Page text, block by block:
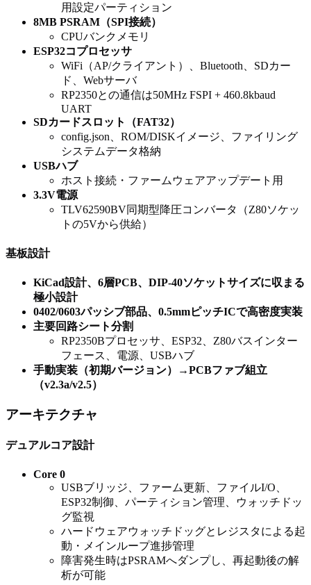
用設定パーティション
8MB PSRAM（SPI接続）
CPUバンクメモリ
ESP32コプロセッサ
WiFi（AP/クライアント）、Bluetooth、SDカー
ド、Webサーバ
RP2350との通信は50MHz FSPI + 460.8kbaud
UART
SDカードスロット（FAT32）
config.json、ROM/DISKイメージ、ファイリング
システムデータ格納
USBハブ
ホスト接続・ファームウェアアップデート用
3.3V電源
TLV62590BV同期型降圧コンバータ（Z80ソケッ
トの5Vから供給）
基板設計
KiCad設計、6層PCB、DIP-40ソケットサイズに収まる
極小設計
0402/0603パッシブ部品、0.5mmピッチICで高密度実装
主要回路シート分割
RP2350Bプロセッサ、ESP32、Z80バスインター
フェース、電源、USBハブ
手動実装（初期バージョン）→PCBファブ組立
（v2.3a/v2.5）
アーキテクチャ
デュアルコア設計
Core 0
USBブリッジ、ファーム更新、ファイルI/O、
ESP32制御、パーティション管理、ウォッチドッ
グ監視
ハードウェアウォッチドッグとレジスタによる起
動・メインループ進捗管理
障害発生時はPSRAMへダンプし、再起動後の解
析が可能